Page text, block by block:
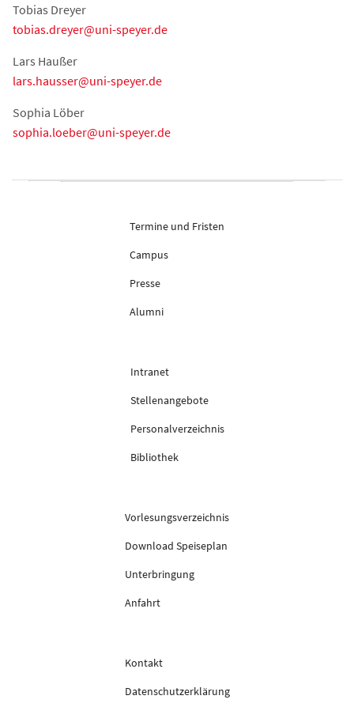
Tobias Dreyer
tobias.dreyer@uni-speyer.de
Lars Haußer
lars.hausser@uni-speyer.de
Sophia Löber
sophia.loeber@uni-speyer.de
Termine und Fristen
Campus
Presse
Alumni
Intranet
Stellenangebote
Personalverzeichnis
Bibliothek
Vorlesungsverzeichnis
Download Speiseplan
Unterbringung
Anfahrt
Kontakt
Datenschutzerklärung